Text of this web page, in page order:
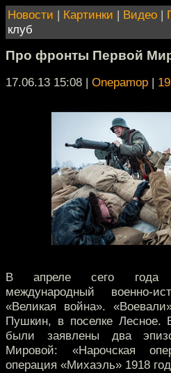
Новости | Картинки | Видео |
клуб
Про фронты Первой
17.06.13 15:08 | Onepamop |
В апреле сего года
международный военно-
«Великая война».
Пушкин, в поселке Лесное.
были заявлены два
Мировой: «Нарочская
операция «Михаэль» 1918